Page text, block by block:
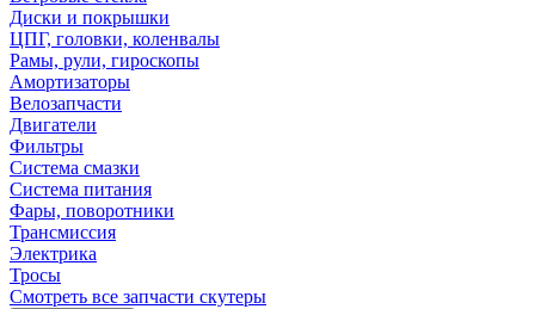
Диски и покрышки
ЦПГ, головки, коленвалы
Рамы, рули, гироскопы
Амортизаторы
Велозапчасти
Двигатели
Фильтры
Система смазки
Система питания
Фары, поворотники
Трансмиссия
Электрика
Тросы
Смотреть все запчасти скутеры